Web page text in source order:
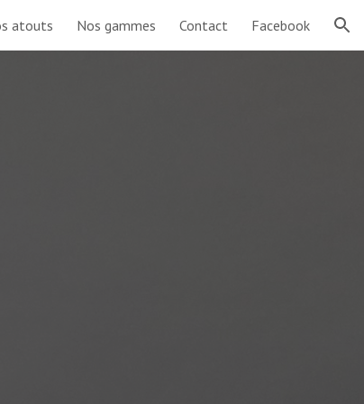
atouts Nos gammes Contact Facebook